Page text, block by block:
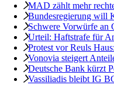
MAD zählt mehr
Bundesregierung will
Schwere Vorwürfe an
Urteil: Haftstrafe für
Protest vor Reuls
Vonovia steigert
Deutsche Bank kürzt
Vassiliadis bleibt IG